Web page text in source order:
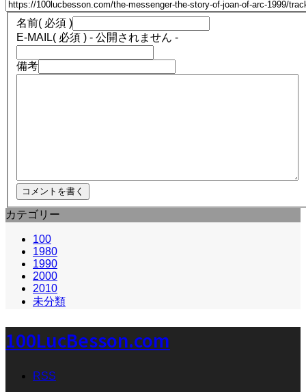
名前( 必須 )
E-MAIL( 必須 ) - 公開されません -
備考
カテゴリー
100
1980
1990
2000
2010
未分類
100LucBesson.com
RSS